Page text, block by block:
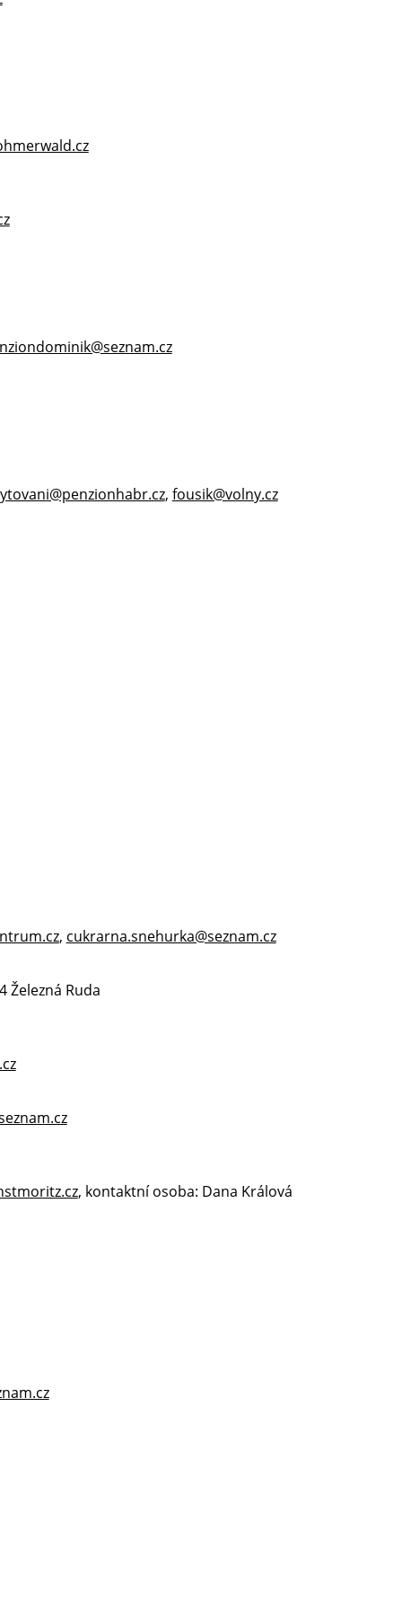
, fousik@volny.cz
, cukrarna.snehurka@seznam.cz
Železná Ruda
, kontaktní osoba: Dana Králová